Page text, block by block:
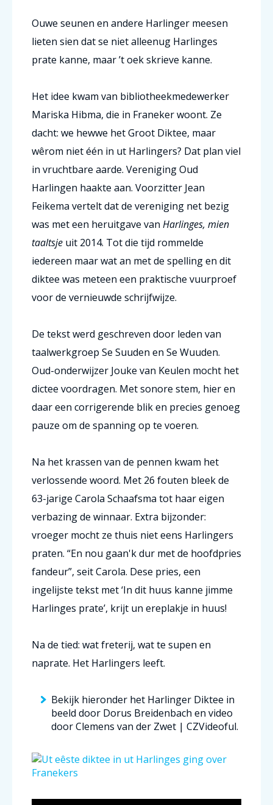
Ouwe seunen en andere Harlinger meesen
lieten sien dat se niet alleenug Harlinges
prate kanne, maar ’t oek skrieve kanne.
Het idee kwam van bibliotheekmedewerker
Mariska Hibma, die in Franeker woont. Ze
dacht: we hewwe het Groot Diktee, maar
wêrom niet één in ut Harlingers? Dat plan viel
in vruchtbare aarde. Vereniging Oud
Harlingen haakte aan. Voorzitter Jean
Feikema vertelt dat de vereniging net bezig
was met een heruitgave van Harlinges, mien
taaltsje uit 2014. Tot die tijd rommelde
iedereen maar wat an met de spelling en dit
diktee was meteen een praktische vuurproef
voor de vernieuwde schrijfwijze.
De tekst werd geschreven door leden van
taalwerkgroep Se Suuden en Se Wuuden.
Oud-onderwijzer Jouke van Keulen mocht het
dictee voordragen. Met sonore stem, hier en
daar een corrigerende blik en precies genoeg
pauze om de spanning op te voeren.
Na het krassen van de pennen kwam het
verlossende woord. Met 26 fouten bleek de
63-jarige Carola Schaafsma tot haar eigen
verbazing de winnaar. Extra bijzonder:
vroeger mocht ze thuis niet eens Harlingers
praten. “En nou gaan'k dur met de hoofdpries
fandeur”, seit Carola. Dese pries, een
ingelijste tekst met ‘In dit huus kanne jimme
Harlinges prate’, krijt un ereplakje in huus!
Na de tied: wat freterij, wat te supen en
naprate. Het Harlingers leeft.
Bekijk hieronder het Harlinger Diktee in
beeld door Dorus Breidenbach en video
door Clemens van der Zwet | CZVideoful.